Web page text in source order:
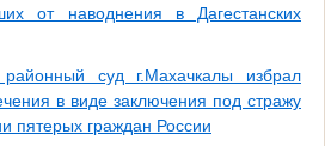
от наводнения в Дагестанских
районный суд г.Махачкалы избрал
в виде заключения под стражу
пятерых граждан России